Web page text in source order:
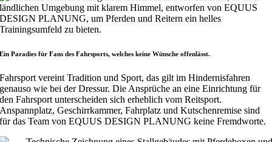
Ein Paradies für Fans des Fahrsports, welches keine Wünsche offenlässt.
Fahrsport vereint Tradition und Sport, das gilt im Hindernisfahren
genauso wie bei der Dressur. Die Ansprüche an eine Einrichtung für
den Fahrsport unterscheiden sich erheblich vom Reitsport.
Anspannplatz, Geschirrkammer, Fahrplatz und Kutschenremise sind
für das Team von EQUUS DESIGN PLANUNG keine Fremdworte.